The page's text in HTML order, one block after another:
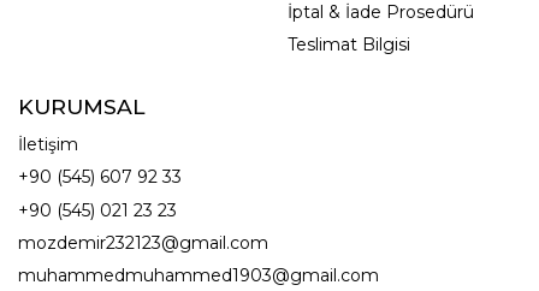
İptal & İade Prosedürü
Teslimat Bilgisi
KURUMSAL
İletişim
+90 (545) 607 92 33
+90 (545) 021 23 23
mozdemir232123@gmail.com
muhammedmuhammed1903@gmail.com